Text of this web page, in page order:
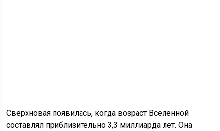
Сверхновая появилась, когда возраст Вселенной
составлял приблизительно 3,3 миллиарда лет. Она